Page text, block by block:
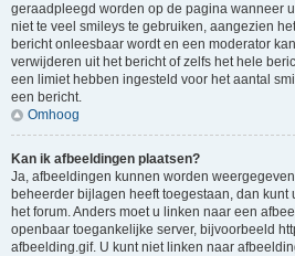
geraadpleegd worden op de pagina wanneer
niet te veel smileys te gebruiken, aangezien
bericht onleesbaar wordt en een moderator
verwijderen uit het bericht of zelfs het hele
een limiet hebben ingesteld voor het aantal
een bericht.
Omhoog
Kan ik afbeeldingen plaatsen?
Ja, afbeeldingen kunnen worden
beheerder bijlagen heeft toegestaan, dan
het forum. Anders moet u linken naar een
openbaar toegankelijke server, bijvoorbeeld
afbeelding.gif. U kunt niet linken naar